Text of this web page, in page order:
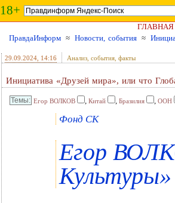
18+
ГЛАВНАЯ
ПравдаИнформ ≈ Новости, события ≈
29.09.2024 , 14:16 Анализ, события, факты
Инициатива «Друзей мира», или что
Егор ВОЛКОВ , Китай , Бразилия , ООН
Фонд СК
Егор